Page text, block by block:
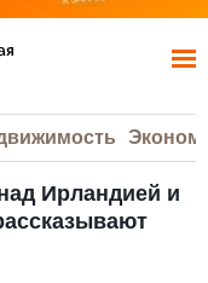
Ирландией и